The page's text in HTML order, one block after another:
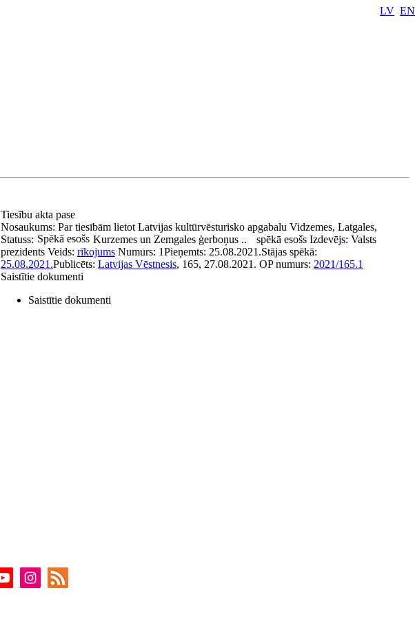
LV EN
Tiesību akta pase
Nosaukums: Par tiesībām lietot Latvijas kultūrvēsturisko apgabalu Vidzemes, Latgales,
Kurzemes un Zemgales ģerboņus ..
Statuss: Spēkā esošs spēkā esošs Izdevējs: Valsts
prezidents Veids: rīkojums Numurs: 1Pieņemts: 25.08.2021.Stājas spēkā:
25.08.2021.Publicēts: Latvijas Vēstnesis, 165, 27.08.2021. OP numurs: 2021/165.1
Saistītie dokumenti
Saistītie dokumenti